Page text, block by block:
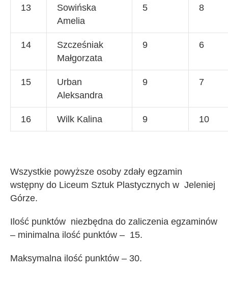
13
Sowińska
Amelia
5 8
14
Szcześniak
Małgorzata
9 6
15
Urban
Aleksandra
9 7
16 Wilk Kalina 9 10
Wszystkie powyższe osoby zdały egzamin
wstępny do Liceum Sztuk Plastycznych w Jeleniej
Górze.
Ilość punktów niezbędna do zaliczenia egzaminów
– minimalna ilość punktów – 15.
Maksymalna ilość punktów – 30.